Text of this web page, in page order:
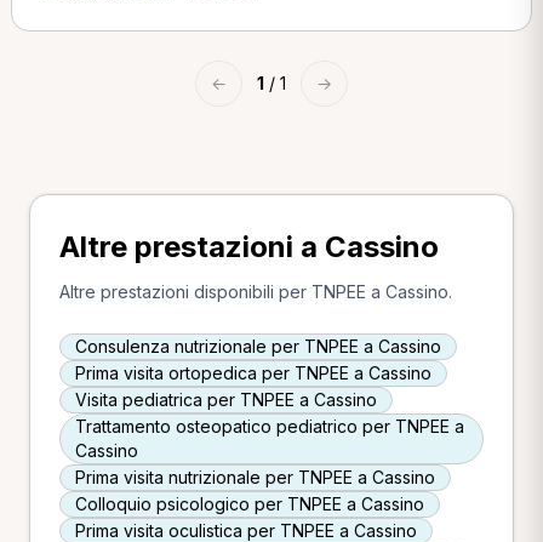
← 1 / 1 →
Altre prestazioni a Cassino
Altre prestazioni disponibili per TNPEE a Cassino.
Consulenza nutrizionale per TNPEE a Cassino
Prima visita ortopedica per TNPEE a Cassino
Visita pediatrica per TNPEE a Cassino
Trattamento osteopatico pediatrico per TNPEE a
Cassino
Prima visita nutrizionale per TNPEE a Cassino
Colloquio psicologico per TNPEE a Cassino
Prima visita oculistica per TNPEE a Cassino